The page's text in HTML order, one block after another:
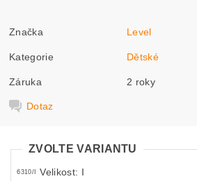
Značka Level
Kategorie Dětské
Záruka 2 roky
Dotaz
ZVOLTE VARIANTU
6310/I
Velikost: I